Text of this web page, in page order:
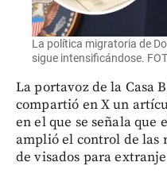
La política migratoria de
sigue intensificándose.
La portavoz de la Casa
compartió en X un
en el que se señala que
amplió el control de las
de visados para